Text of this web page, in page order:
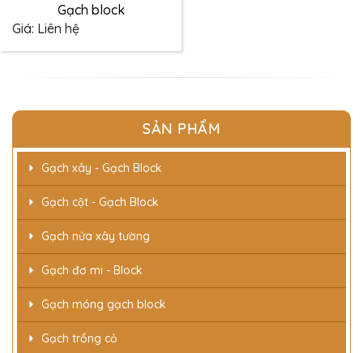
Gạch block
Giá: Liên hệ
SẢN PHẨM
Gạch xây - Gạch Block
Gạch cột - Gạch Block
Gạch nửa xây tường
Gạch đơ mi - Block
Gạch móng gạch block
Gạch trồng cỏ